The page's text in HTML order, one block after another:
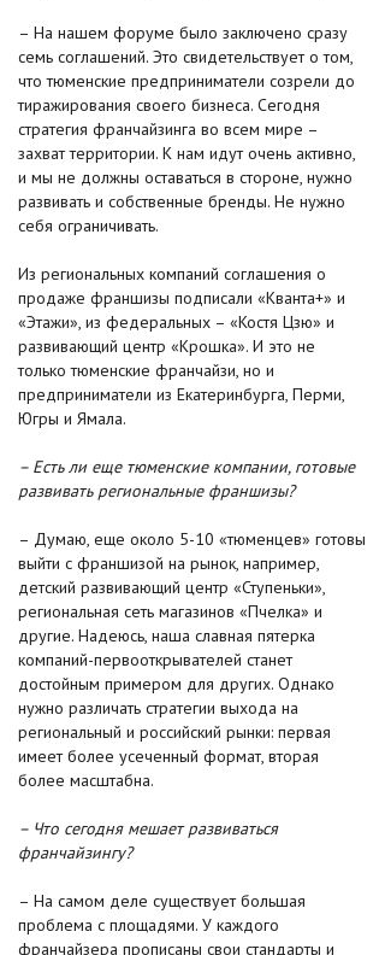
– На нашем форуме было заключено сразу
семь соглашений. Это свидетельствует о том,
что тюменские предприниматели созрели до
тиражирования своего бизнеса. Сегодня
стратегия франчайзинга во всем мире –
захват территории. К нам идут очень активно,
и мы не должны оставаться в стороне, нужно
развивать и собственные бренды. Не нужно
себя ограничивать.
Из региональных компаний соглашения о
продаже франшизы подписали «Кванта+» и
«Этажи», из федеральных – «Костя Цзю» и
развивающий центр «Крошка». И это не
только тюменские франчайзи, но и
предприниматели из Екатеринбурга, Перми,
Югры и Ямала.
– Есть ли еще тюменские компании, готовые
развивать региональные франшизы?
– Думаю, еще около 5-10 «тюменцев» готовы
выйти с франшизой на рынок, например,
детский развивающий центр «Ступеньки»,
региональная сеть магазинов «Пчелка» и
другие. Надеюсь, наша славная пятерка
компаний-первооткрывателей станет
достойным примером для других. Однако
нужно различать стратегии выхода на
региональный и российский рынки: первая
имеет более усеченный формат, вторая
более масштабна.
– Что сегодня мешает развиваться
франчайзингу?
– На самом деле существует большая
проблема с площадями. У каждого
франчайзера прописаны свои стандарты и